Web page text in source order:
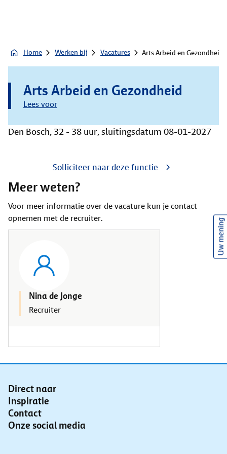
Home Werken bij Vacatures Arts Arbeid en Gezondheid
Arts Arbeid en Gezondheid
Lees voor
Den Bosch, 32 - 38 uur, sluitingsdatum 08-01-2027
Solliciteer naar deze functie
Meer weten?
Voor meer informatie over de vacature kun je contact
opnemen met de recruiter.
Nina de Jonge
Recruiter
Direct naar
Inspiratie
Contact
Onze social media
Uw mening